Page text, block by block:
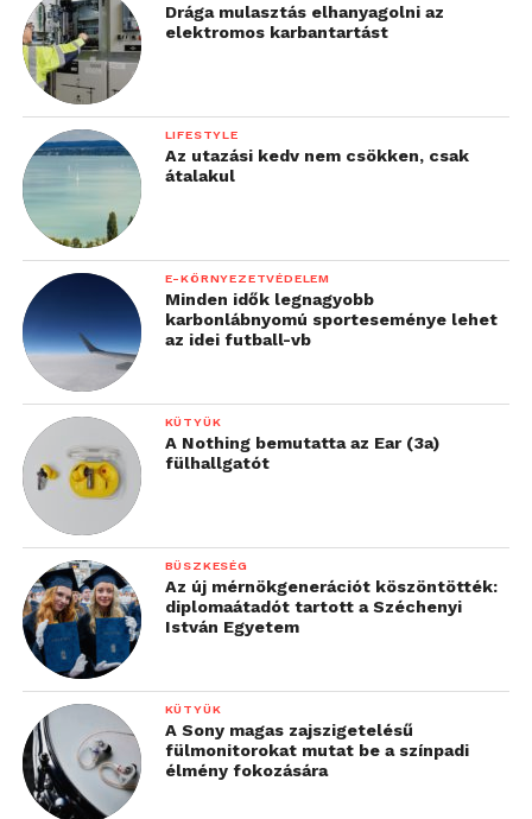
Drága mulasztás elhanyagolni az
elektromos karbantartást
LIFESTYLE
Az utazási kedv nem csökken, csak
átalakul
E-KÖRNYEZETVÉDELEM
Minden idők legnagyobb
karbonlábnyomú sporteseménye lehet
az idei futball-vb
KÜTYÜK
A Nothing bemutatta az Ear (3a)
fülhallgatót
BÜSZKESÉG
Az új mérnökgenerációt köszöntötték:
diplomaátadót tartott a Széchenyi
István Egyetem
KÜTYÜK
A Sony magas zajszigetelésű
fülmonitorokat mutat be a színpadi
élmény fokozására